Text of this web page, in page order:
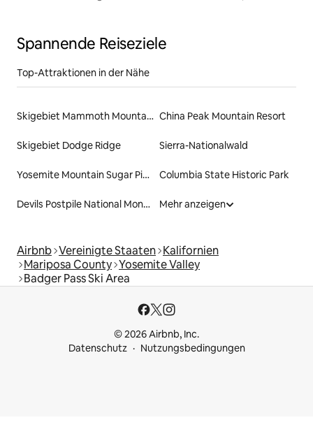
Spannende Reiseziele
Top-Attraktionen in der Nähe
Skigebiet Mammoth Mountain China Peak Mountain Resort
Skigebiet Dodge Ridge Sierra-Nationalwald
Yosemite Mountain Sugar Pine Railroad Columbia State Historic Park
Devils Postpile National Monument Mehr anzeigen
Airbnb Vereinigte Staaten Kalifornien
Mariposa County Yosemite Valley
Badger Pass Ski Area
© 2026 Airbnb, Inc.
Datenschutz
Nutzungsbedingungen